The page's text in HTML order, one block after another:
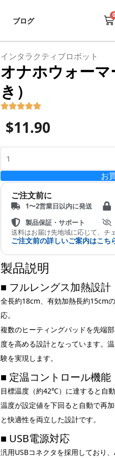
ブログ
0
インタラクティブロボット
オナホウォー
き）
$11.90
ホ
ウ
（過
熱
保
機
能
付
き）
個
お
ご注文前に
1〜2営業日以内に発送
製品保証・サポート
送料はお届け先地域に応じて、チ
ご注文前の詳しいご案内はこち
製品説明
■ フルレングス加熱設計
全長約18cm、有効加熱長約15cm
応。
複数のヒーティングパッドを先端
度を高める設計となっています。
験を実現します。
■ 定温コントロール機能
目標温度（約42℃）に達すると自
温度が設定値を下回ると自動で再
と快適性を両立した設計です。
■ USB電源対応
汎用USBコネクタを採用しており